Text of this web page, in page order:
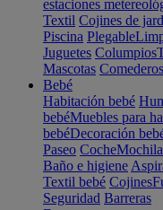
estaciones
Textil Cojines de
Piscina Plegable
Juguetes Columpios
Mascotas Comederos
Bebé
Habitación bebé
bebéMuebles para
bebéDecoración
Paseo Coche
Baño e higiene
Textil bebé Cojines
Seguridad Barreras